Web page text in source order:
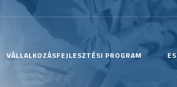
VÁLLALKOZÁSFEJLESZTÉSI PROGRAM